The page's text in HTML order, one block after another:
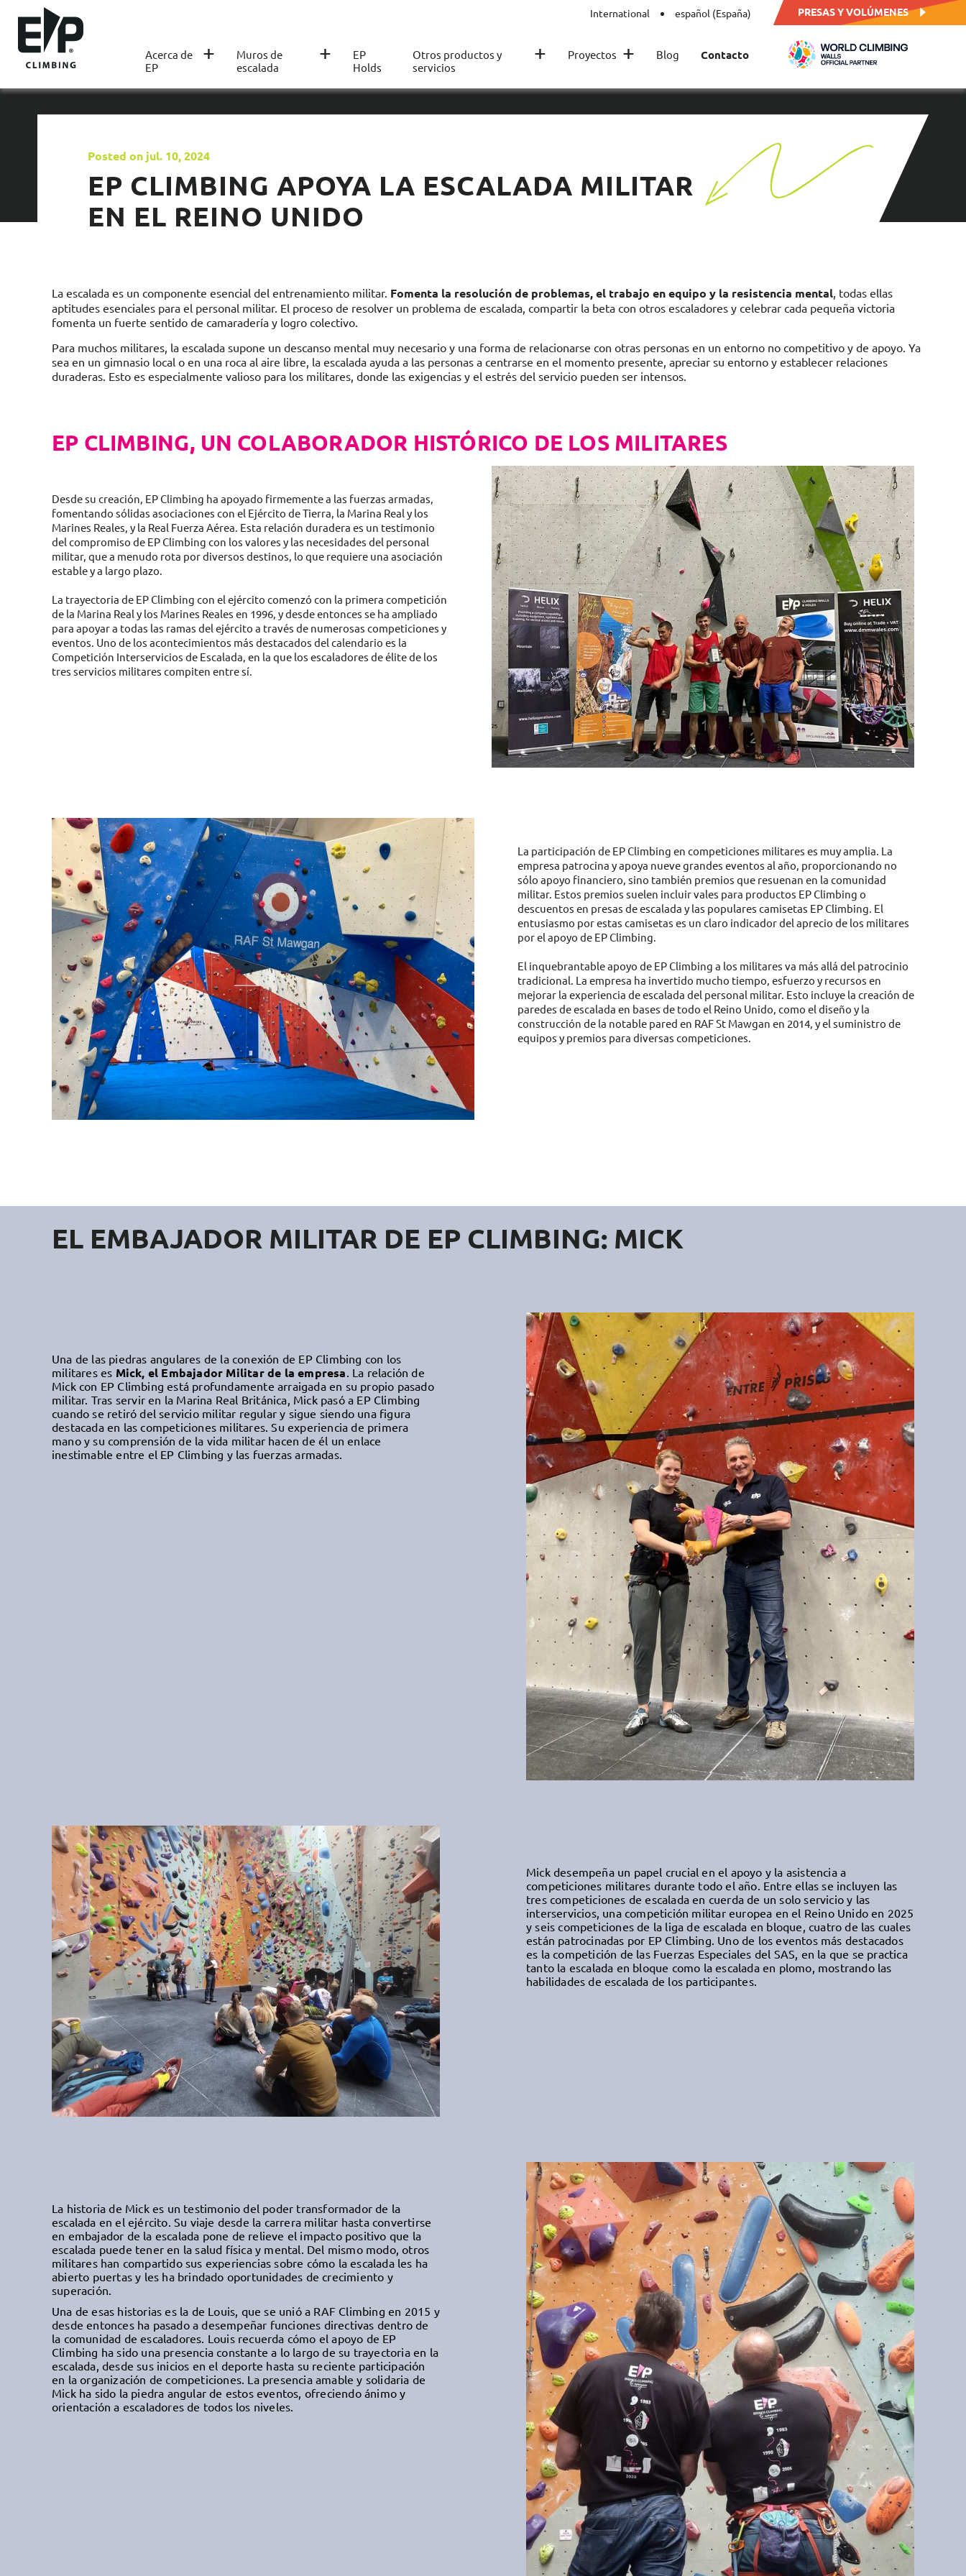
International español (España) PRESAS Y VOLÚMENES
Acerca de
EP
+
Muros de
escalada
+
EP
Holds
Otros productos y
servicios
+ Proyectos + Blog Contacto
Posted on jul. 10, 2024
EP CLIMBING APOYA LA ESCALADA MILITAR
EN EL REINO UNIDO
La escalada es un componente esencial del entrenamiento militar. Fomenta la resolución de problemas, el trabajo en equipo y la resistencia mental, todas ellas
aptitudes esenciales para el personal militar. El proceso de resolver un problema de escalada, compartir la beta con otros escaladores y celebrar cada pequeña victoria
fomenta un fuerte sentido de camaradería y logro colectivo.
Para muchos militares, la escalada supone un descanso mental muy necesario y una forma de relacionarse con otras personas en un entorno no competitivo y de apoyo. Ya
sea en un gimnasio local o en una roca al aire libre, la escalada ayuda a las personas a centrarse en el momento presente, apreciar su entorno y establecer relaciones
duraderas. Esto es especialmente valioso para los militares, donde las exigencias y el estrés del servicio pueden ser intensos.
EP CLIMBING, UN COLABORADOR HISTÓRICO DE LOS MILITARES
Desde su creación, EP Climbing ha apoyado firmemente a las fuerzas armadas,
fomentando sólidas asociaciones con el Ejército de Tierra, la Marina Real y los
Marines Reales, y la Real Fuerza Aérea. Esta relación duradera es un testimonio
del compromiso de EP Climbing con los valores y las necesidades del personal
militar, que a menudo rota por diversos destinos, lo que requiere una asociación
estable y a largo plazo.
La trayectoria de EP Climbing con el ejército comenzó con la primera competición
de la Marina Real y los Marines Reales en 1996, y desde entonces se ha ampliado
para apoyar a todas las ramas del ejército a través de numerosas competiciones y
eventos. Uno de los acontecimientos más destacados del calendario es la
Competición Interservicios de Escalada, en la que los escaladores de élite de los
tres servicios militares compiten entre sí.
La participación de EP Climbing en competiciones militares es muy amplia. La
empresa patrocina y apoya nueve grandes eventos al año, proporcionando no
sólo apoyo financiero, sino también premios que resuenan en la comunidad
militar. Estos premios suelen incluir vales para productos EP Climbing o
descuentos en presas de escalada y las populares camisetas EP Climbing. El
entusiasmo por estas camisetas es un claro indicador del aprecio de los militares
por el apoyo de EP Climbing.
El inquebrantable apoyo de EP Climbing a los militares va más allá del patrocinio
tradicional. La empresa ha invertido mucho tiempo, esfuerzo y recursos en
mejorar la experiencia de escalada del personal militar. Esto incluye la creación de
paredes de escalada en bases de todo el Reino Unido, como el diseño y la
construcción de la notable pared en RAF St Mawgan en 2014, y el suministro de
equipos y premios para diversas competiciones.
EL EMBAJADOR MILITAR DE EP CLIMBING: MICK
Una de las piedras angulares de la conexión de EP Climbing con los
militares es Mick, el Embajador Militar de la empresa. La relación de
Mick con EP Climbing está profundamente arraigada en su propio pasado
militar. Tras servir en la Marina Real Británica, Mick pasó a EP Climbing
cuando se retiró del servicio militar regular y sigue siendo una figura
destacada en las competiciones militares. Su experiencia de primera
mano y su comprensión de la vida militar hacen de él un enlace
inestimable entre el EP Climbing y las fuerzas armadas.
Mick desempeña un papel crucial en el apoyo y la asistencia a
competiciones militares durante todo el año. Entre ellas se incluyen las
tres competiciones de escalada en cuerda de un solo servicio y las
interservicios, una competición militar europea en el Reino Unido en 2025
y seis competiciones de la liga de escalada en bloque, cuatro de las cuales
están patrocinadas por EP Climbing. Uno de los eventos más destacados
es la competición de las Fuerzas Especiales del SAS, en la que se practica
tanto la escalada en bloque como la escalada en plomo, mostrando las
habilidades de escalada de los participantes.
La historia de Mick es un testimonio del poder transformador de la
escalada en el ejército. Su viaje desde la carrera militar hasta convertirse
en embajador de la escalada pone de relieve el impacto positivo que la
escalada puede tener en la salud física y mental. Del mismo modo, otros
militares han compartido sus experiencias sobre cómo la escalada les ha
abierto puertas y les ha brindado oportunidades de crecimiento y
superación.
Una de esas historias es la de Louis, que se unió a RAF Climbing en 2015 y
desde entonces ha pasado a desempeñar funciones directivas dentro de
la comunidad de escaladores. Louis recuerda cómo el apoyo de EP
Climbing ha sido una presencia constante a lo largo de su trayectoria en la
escalada, desde sus inicios en el deporte hasta su reciente participación
en la organización de competiciones. La presencia amable y solidaria de
Mick ha sido la piedra angular de estos eventos, ofreciendo ánimo y
orientación a escaladores de todos los niveles.